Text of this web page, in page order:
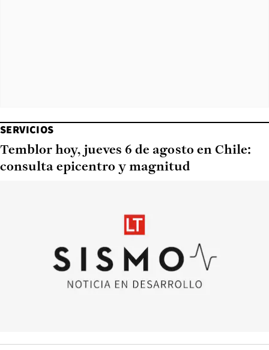
SERVICIOS
Temblor hoy, jueves 6 de agosto en Chile:
consulta epicentro y magnitud